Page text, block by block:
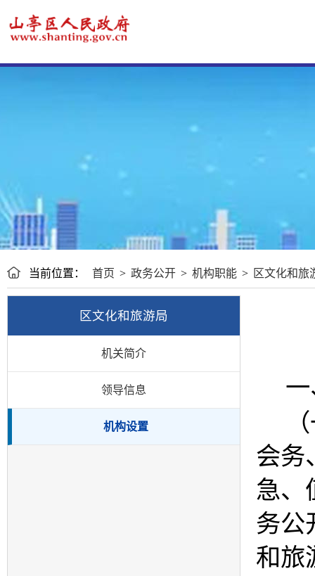
当前位置： 首页 > 政务公开 > 机构职能 > 区文化和旅
区文化和旅游局
机关简介
领导信息
机构设置
会务
急、
务公
和旅